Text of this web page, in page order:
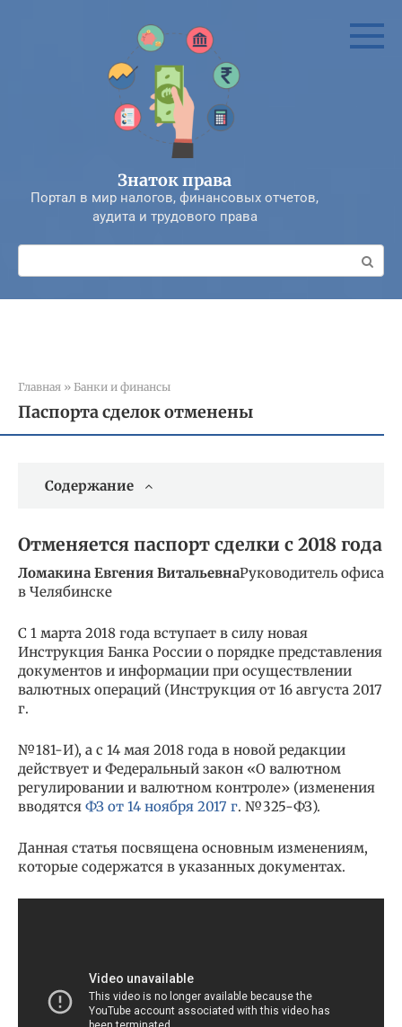
Знаток права
Портал в мир налогов, финансовых отчетов,
аудита и трудового права
Поиск:
Главная » Банки и финансы
Паспорта сделок отменены
Содержание
Отменяется паспорт сделки с 2018 года
Ломакина Евгения ВитальевнаРуководитель офиса
в Челябинске
С 1 марта 2018 года вступает в силу новая
Инструкция Банка России о порядке представления
документов и информации при осуществлении
валютных операций (Инструкция от 16 августа 2017
г.
№181-И), а с 14 мая 2018 года в новой редакции
действует и Федеральный закон «О валютном
регулировании и валютном контроле» (изменения
вводятся ФЗ от 14 ноября 2017 г. №325-ФЗ).
Данная статья посвящена основным изменениям,
которые содержатся в указанных документах.